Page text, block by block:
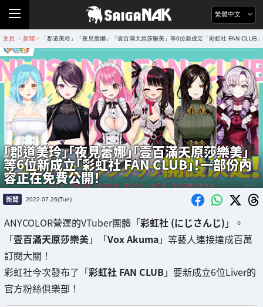
繁體中文
主頁 > 新聞 > 「郡道美玲」「夜見蕾娜」「壹百滿天原莎樂美」等6位新成立「彩虹社 FAN CLUB
「郡道美玲」「夜見蕾娜」「壹百滿天原莎樂美」
等6位新成立「彩虹社 FAN CLUB」！一部份內
容正在免費公開！
新聞 2022.07.26(Tue)
ANYCOLOR營運的VTuber團體「彩虹社 (にじさんじ) 」。
「壹百滿天原莎樂美」「Vox Akuma」等藝人連接達成百萬
訂閱大關！
彩虹社今次發布了「彩虹社 FAN CLUB」要新成立6位Liver的
官方粉絲俱樂部！